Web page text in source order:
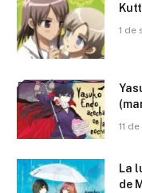
1 de
11
La
de